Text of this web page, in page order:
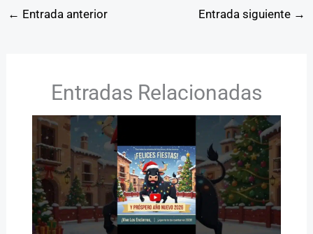
← Entrada anterior Entrada siguiente →
Entradas Relacionadas